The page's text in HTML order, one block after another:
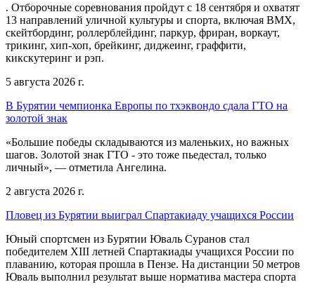
. Отборочные соревнования пройдут с 18 сентября и охватят
13 направлений уличной культуры и спорта, включая BMX,
скейтбординг, роллерблейдинг, паркур, фриран, воркаут,
трикинг, хип-хоп, брейкинг, диджеинг, граффити,
кикскутеринг и рэп.
5 августа 2026 г.
В Бурятии чемпионка Европы по тхэквондо сдала ГТО на
золотой знак
«Большие победы складываются из маленьких, но важных
шагов. Золотой знак ГТО - это тоже пьедестал, только
личный», — отметила Ангелина.
2 августа 2026 г.
Пловец из Бурятии выиграл Спартакиаду учащихся России
Юный спортсмен из Бурятии Юваль Суранов стал
победителем XIII летней Спартакиады учащихся России по
плаванию, которая прошла в Пензе. На дистанции 50 метров
Юваль выполнил результат выше норматива мастера спорта